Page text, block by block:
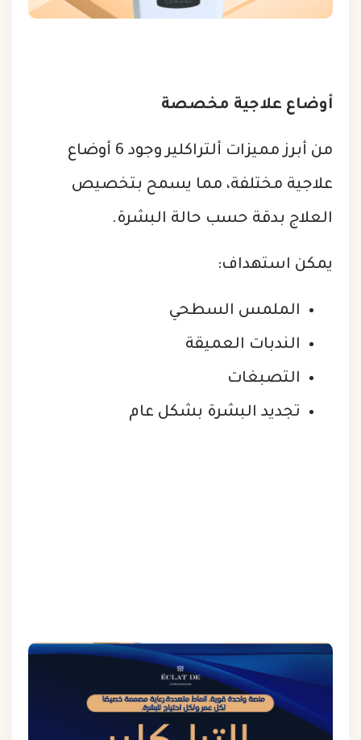
أوضاع علاجية مخصصة
من أبرز مميزات ألتراكلير وجود 6 أوضاع
علاجية مختلفة، مما يسمح بتخصيص
العلاج بدقة حسب حالة البشرة.
يمكن استهداف:
الملمس السطحي
الندبات العميقة
التصبغات
تجديد البشرة بشكل عام